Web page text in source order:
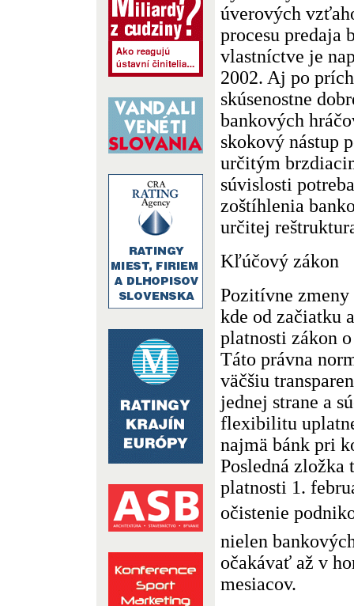
úverových
procesu predaja
vlastníctve je
2002. Aj po
skúsenostne
bankových
skokový nástup
určitým
súvislosti
zoštíhlenia
určitej
Kľúčový zákon
Pozitívne
kde od začiatku
platnosti zákon
Táto právna
väčšiu
jednej strane a
flexibilitu
najmä bánk pri
Posledná zložka
platnosti 1.
očistenie
nielen
očakávať až v
mesiacov.